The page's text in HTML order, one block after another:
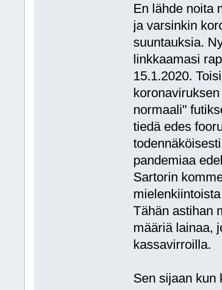
En lähde noita
ja varsinkin
suuntauksia.
linkkaamasi
15.1.2020.
normaali"
tiedä edes
pandemiaa
Sartorin
Tähän astihan
määriä lainaa,
kassavirroilla.
Sen sijaan kun